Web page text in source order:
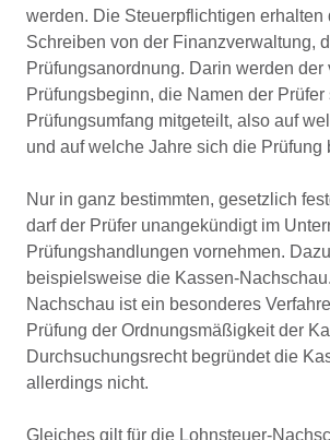
werden. Die Steuerpflichtigen erhalten
Schreiben von der Finanzverwaltung,
Prüfungsanordnung. Darin werden
Prüfungsbeginn, die Namen der Prüfer
Prüfungsumfang mitgeteilt, also auf
und auf welche Jahre sich die Prüfung
Nur in ganz bestimmten, gesetzlich
darf der Prüfer unangekündigt im
Prüfungshandlungen vornehmen.
beispielsweise die Kassen-
Nachschau ist ein besonderes
Prüfung der Ordnungsmäßigkeit der
Durchsuchungsrecht begründet die
allerdings nicht.
Gleiches gilt für die Lohnsteuer-